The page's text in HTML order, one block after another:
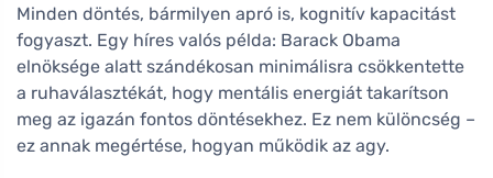
Minden döntés, bármilyen apró is, kognitív kapacitást
fogyaszt. Egy híres valós példa: Barack Obama
elnöksége alatt szándékosan minimálisra csökkentette
a ruhaválasztékát, hogy mentális energiát takarítson
meg az igazán fontos döntésekhez. Ez nem különcség –
ez annak megértése, hogyan működik az agy.